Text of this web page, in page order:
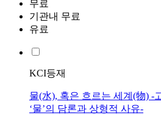
무료
기관내 무료
유료
KCI등재
물(水), 혹은 흐르는 세계(物) -
‘물’의 담론과 상형적 사유-